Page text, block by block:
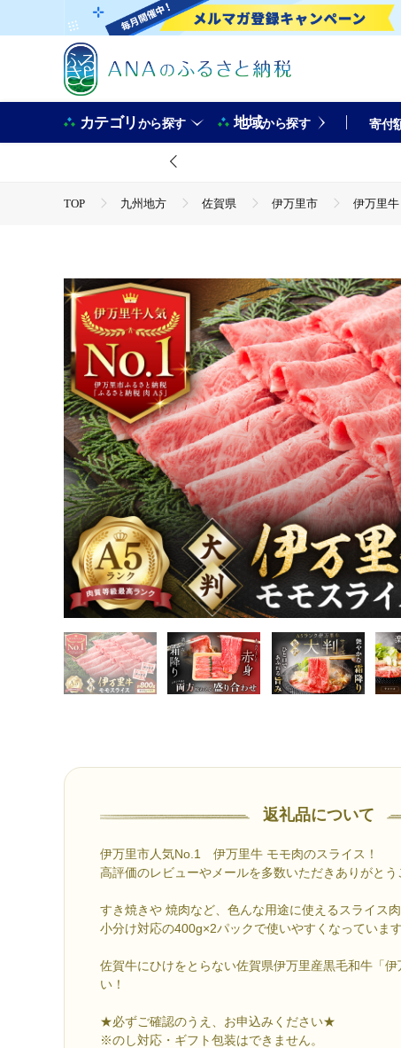
カテゴリから探す 地域から探す 寄付
TOP 九州地方 佐賀県 伊万里市 伊万里
TOP
肉 牛肉 ほかの牛肉 伊万里牛 A5 モ
返礼品について
伊万里市人気No.1 伊万里牛 モモ肉のスライス！
高評価のレビューやメールを多数いただきありがとう
すき焼きや 焼肉など、色んな用途に使えるスライス肉
小分け対応の400g×2パックで使いやすくなっています
佐賀牛にひけをとらない佐賀県伊万里産黒毛和牛「伊
い！
★必ずご確認のうえ、お申込みください★
※のし対応・ギフト包装はできません。